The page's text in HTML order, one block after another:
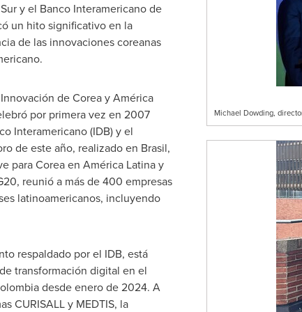
Michael Dowding,
y el Banco Interamericano de
un hito significativo en la
de las innovaciones coreanas
de Corea y América
por primera vez en 2007
Interamericano (IDB) y el
de este año, realizado en Brasil,
para Corea en América Latina y
reunió a más de 400 empresas
latinoamericanos, incluyendo
respaldado por el IDB, está
transformación digital en el
desde enero de 2024. A
CURISALL y MEDTIS, la